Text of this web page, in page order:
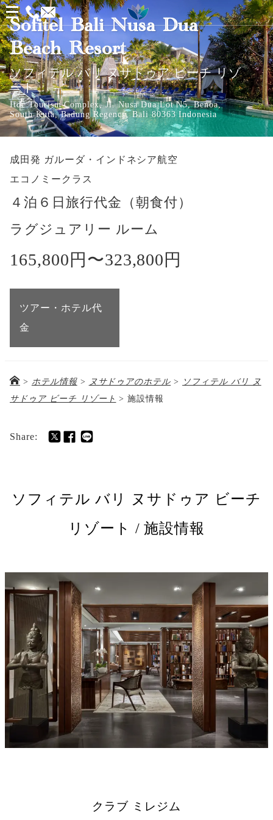
メ
ニ
ュ
ー
を
開
く
Sofitel Bali Nusa Dua
Beach Resort
ソフィテル バリ ヌサドゥア ビーチ リゾ
ート
Itdc Tourism Complex, Jl. Nusa Dua Lot N5, Benoa,
South Kuta, Badung Regency, Bali 80363 Indonesia
成田発 ガルーダ・インドネシア航空
エコノミークラス
４泊６日旅行代金（朝食付）
ラグジュアリー ルーム
165,800円〜323,800円
ツアー・ホテル代
金
> ホテル情報> ヌサドゥアのホテル >
ソフィテル バリ ヌ
サドゥア ビーチ リゾート >施設情報
Share:
ソフィテル バリ ヌサドゥア ビーチ
リゾート / 施設情報
クラブ ミレジム